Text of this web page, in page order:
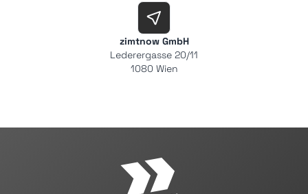
zimtnow GmbH
Lederergasse 20/11
1080 Wien